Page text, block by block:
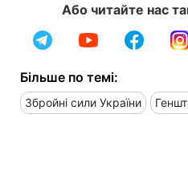
Або читайте нас
Більше по темі:
Збройні сили України